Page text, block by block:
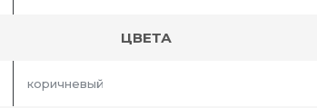
ЦВЕТА
коричневый